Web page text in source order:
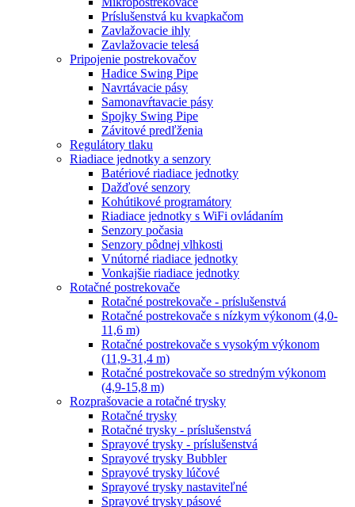
Príslušenstvá ku kvapkačom
Zavlažovacie ihly
Zavlažovacie telesá
Pripojenie postrekovačov
Hadice Swing Pipe
Navrtávacie pásy
Samonavŕtavacie pásy
Spojky Swing Pipe
Závitové predľženia
Regulátory tlaku
Riadiace jednotky a senzory
Batériové riadiace jednotky
Dažďové senzory
Kohútikové programátory
Riadiace jednotky s WiFi ovládaním
Senzory počasia
Senzory pôdnej vlhkosti
Vnútorné riadiace jednotky
Vonkajšie riadiace jednotky
Rotačné postrekovače
Rotačné postrekovače - príslušenstvá
Rotačné postrekovače s nízkym výkonom (4,0-
11,6 m)
Rotačné postrekovače s vysokým výkonom
(11,9-31,4 m)
Rotačné postrekovače so stredným výkonom
(4,9-15,8 m)
Rozprašovacie a rotačné trysky
Rotačné trysky
Rotačné trysky - príslušenstvá
Sprayové trysky - príslušenstvá
Sprayové trysky Bubbler
Sprayové trysky lúčové
Sprayové trysky nastaviteľné
Sprayové trysky pásové